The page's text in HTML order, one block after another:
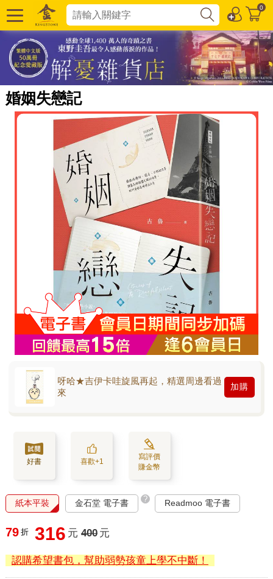
0
婚姻失戀記
呀哈★吉伊卡哇旋風再起，精選周邊看過
來
加購
好書 喜歡+1
寫評價
賺金幣
紙本平裝 金石堂 電子書 ? Readmoo 電子書
79 折 316 元 400 元
認購希望書包，幫助弱勢孩童上學不中斷！